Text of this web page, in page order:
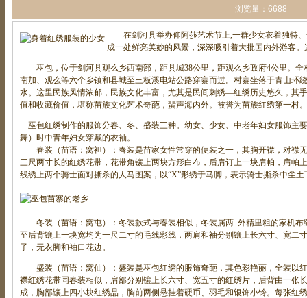
浏览量：6688
在剑河县举办仰阿莎艺术节上,一群少女衣着独特、
成一处鲜亮美妙的风景，深深吸引着大批国内外游客
巫包，位于剑河县观么乡西南部，距县城38公里，距观么乡政府4公里。全
南加、观么等六个乡镇和县城至三板溪电站公路穿寨而过。村寨坐落于青山环
水。这里民族风情浓郁，民族文化丰富，尤其是民间刺绣—红绣历史悠久，其
值和收藏价值，堪称苗族文化艺术奇葩，蜚声海内外。被誉为苗族红绣第一村。
巫包红绣制作的服饰分春、冬、盛装三种。幼女、少女、中老年妇女服饰主
舞）时中青年妇女穿戴的衣袖。
春装（苗语：窝袒）：春装是苗家女性常穿的便装之一，其胸开襟，对襟
三尺两寸长的红绣花带，花带角镶上两块方形白布，后肩订上一块肩帕，肩帕
线绣上两个骑士面对撕杀的人马图案，以“X”形绣于马脚，表示骑士撕杀中尘
冬装（苗语：窝屯）：冬装款式与春装相似，冬装属两 外精里粗的家机布
至后背镶上一块宽均为一尺二寸的毛线彩线，两肩和袖分别镶上长六寸、宽二
子，无衣脚和袖口花边。
盛装（苗语：窝仙）：盛装是巫包红绣的服饰奇葩，其色彩艳丽，全装以
襟红绣花带同春装相似，肩部分别镶上长六寸、宽五寸的红绣片，后背由一张
成，胸部镶上四小块红绣品，胸前两侧悬挂着硬币、羽毛和银饰小铃。每张红